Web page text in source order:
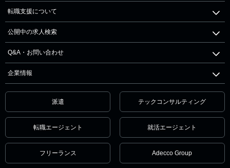
転職支援について
公開中の求人検索
Q&A・お問い合わせ
企業情報
派遣 テックコンサルティング
転職エージェント 就活エージェント
フリーランス Adecco Group